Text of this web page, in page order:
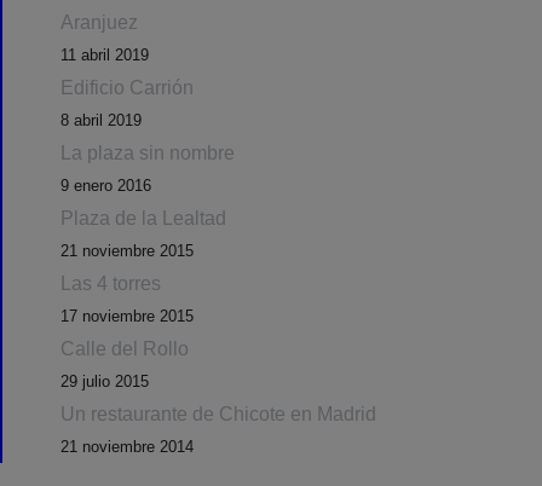
Aranjuez
11 abril 2019
Edificio Carrión
8 abril 2019
La plaza sin nombre
9 enero 2016
Plaza de la Lealtad
21 noviembre 2015
Las 4 torres
17 noviembre 2015
Calle del Rollo
29 julio 2015
Un restaurante de Chicote en Madrid
21 noviembre 2014